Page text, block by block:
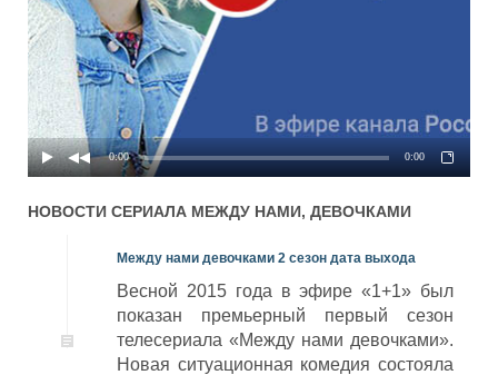
0:00 0:00
НОВОСТИ СЕРИАЛА МЕЖДУ НАМИ, ДЕВОЧКАМИ
Между нами девочками 2 сезон дата выхода
Весной 2015 года в эфире «1+1» был
показан премьерный первый сезон
телесериала «Между нами девочками».
Новая ситуационная комедия состояла